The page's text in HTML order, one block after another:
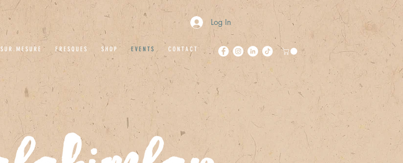
Log In
S U R . M E S U R E F R E S Q U E S S H O P E V E N T S C O N T A C T